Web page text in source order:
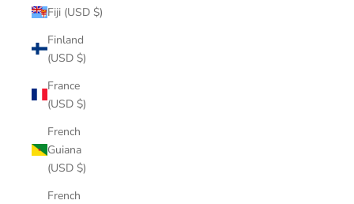
Fiji (USD $)
Finland
(USD $)
France
(USD $)
French
Guiana
(USD $)
French